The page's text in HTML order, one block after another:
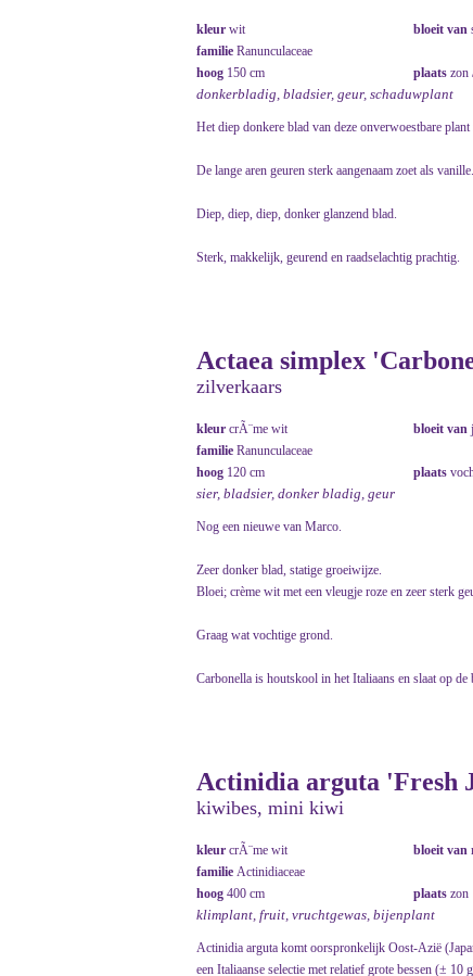
kleur wit bloeit van
familie Ranunculaceae
hoog 150 cm plaats zon
donkerbladig, bladsier, geur, schaduwplant
Het diep donkere blad van deze onverwoestbare
De lange aren geuren sterk aangenaam zoet als vanille.
Diep, diep, diep, donker glanzend blad.
Sterk, makkelijk, geurend en raadselachtig prachtig.
Actaea simplex
zilverkaars
kleur crÃ¨me wit bloeit van
familie Ranunculaceae
hoog 120 cm plaats
sier, bladsier, donker bladig, geur
Nog een nieuwe van Marco.
Zeer donker blad, statige groeiwijze.
Bloei; crème wit met een vleugje roze en zeer sterk
Graag wat vochtige grond.
Carbonella is houtskool in het Italiaans en slaat op de
Actinidia arguta 'Fresh
kiwibes, mini kiwi
kleur crÃ¨me wit bloeit van
familie Actinidiaceae
hoog 400 cm plaats zon
klimplant, fruit, vruchtgewas, bijenplant
Actinidia arguta komt oorspronkelijk Oost-Azië
een Italiaanse selectie met relatief grote bessen (± 10